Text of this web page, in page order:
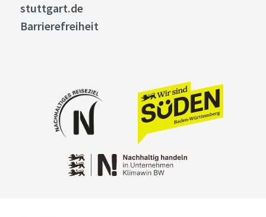
stuttgart.de
Barrierefreiheit